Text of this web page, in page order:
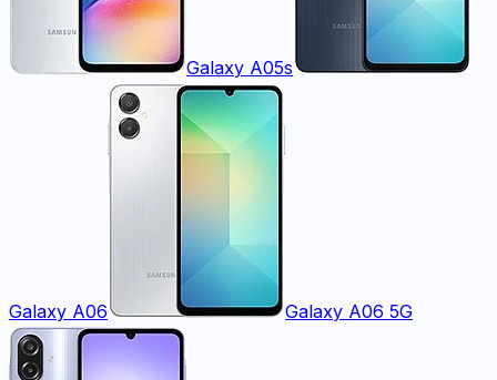
Galaxy A05s
Galaxy A06 Galaxy A06 5G